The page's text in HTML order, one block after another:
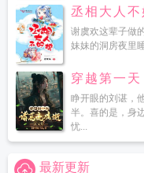
丞相大人不
谢虞欢这辈子做
妹妹的洞房夜里
穿越第一
睁开眼的刘谌，
半。喜的是，身
忧...
最新更新